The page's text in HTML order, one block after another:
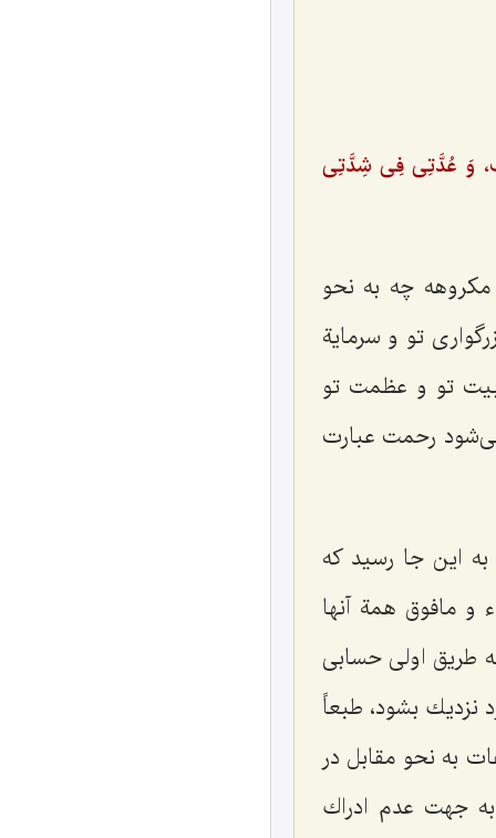
وَ عُدَّتِی فِی شِدَّتِی
مكروهه چه به نحو
تو و سرمایة
تو و عظمت تو
رحمت عبارت
این جا رسید كه
و مافوق همة‌ آنها
طریق اولی حسابی
نزدیك بشود، طبعاً
به نحو مقابل در
جهت عدم ادراك